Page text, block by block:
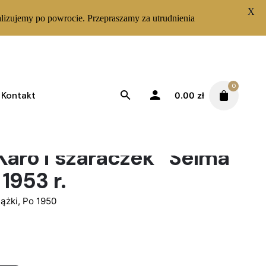
Kontakt 0.00zł
0
i szaraczek” Selma
r.
, Po 1950
po powrocie. Przepraszamy za utrudnienia
X